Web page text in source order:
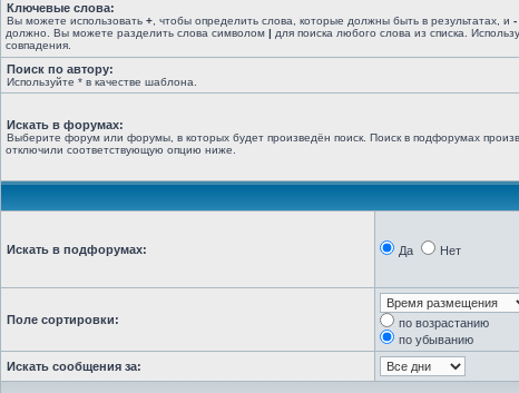
Ключевые слова:
Вы можете использовать + , чтобы определить слова, которые должны быть в результатах, и -
должно. Вы можете разделить слова символом | для поиска любого слова из списка.
совпадения.
Поиск по автору:
Используйте * в качестве шаблона.
Искать в форумах:
Выберите форум или форумы, в которых будет произведён поиск. Поиск в подфорумах
отключили соответствующую опцию ниже.
Искать в подфорумах: Да Нет
Поле сортировки:
по возрастанию
по убыванию
Искать сообщения за: